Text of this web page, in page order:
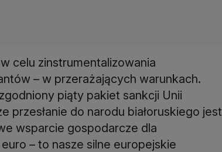
celu zinstrumentalizowania
– w przerażających warunkach.
piąty pakiet sankcji Unii
przesłanie do narodu białoruskiego jest
wsparcie gospodarcze dla
– to nasze silne europejskie